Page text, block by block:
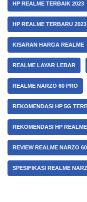
HP REALME TERBAIK 2023
HP REALME TERBARU 2023
KISARAN HARGA REALME
REALME LAYAR LEBAR
REALME NARZO 60 PRO
REKOMENDASI HP 5G
REKOMENDASI HP
REVIEW REALME NARZO
SPESIFIKASI REALME